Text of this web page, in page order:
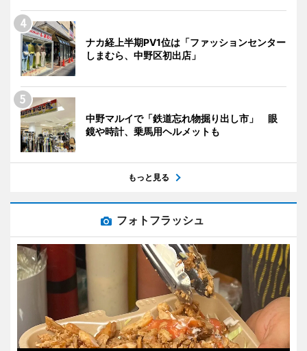
ナカ経上半期PV1位は「ファッションセンター
しまむら、中野区初出店」
中野マルイで「鉄道忘れ物掘り出し市」 眼
鏡や時計、乗馬用ヘルメットも
もっと見る
フォトフラッシュ